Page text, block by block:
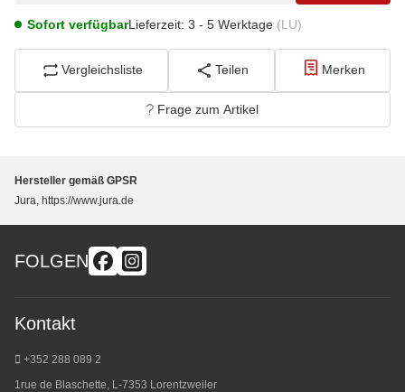
Sofort verfügbarLieferzeit: 3 - 5 Werktage (LU)
Vergleichsliste Teilen Merken
Frage zum Artikel
Hersteller gemäß GPSR
Jura, https://www.jura.de
FOLGEN
Kontakt
+352 288 089 2
1rue de Blaschette, L-7353 Lorentzweiler